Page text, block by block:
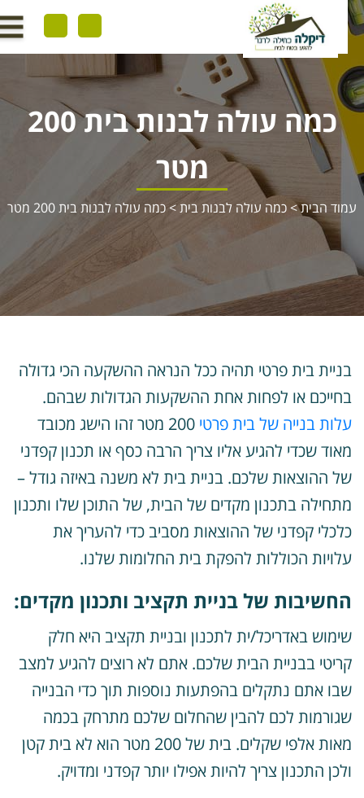
כמה עולה לבנות בית 200
מטר
הבית>כמה עולה לבנות בית>כמה עולה לבנות בית 200 מטר
בית פרטי תהיה ככל הנראה ההשקעה הכי גדולה
או לפחות אחת ההשקעות הגדולות שבהם.
בנייה של בית פרטי
200 מטר זהו הישג מכובד
שכדי להגיע אליו צריך הרבה כסף או תכנון קפדני
ההוצאות שלכם. בניית בית לא משנה באיזה גודל –
בתכנון מקדים של הבית, של התוכן שלו ותכנון
קפדני של ההוצאות מסביב כדי להעריך את
הכוללות להפקת בית החלומות שלנו.
של בניית תקציב ותכנון מקדים:
באדריכל/ית לתכנון ובניית תקציב היא חלק
בבניית הבית שלכם. אתם לא רוצים להגיע למצב
אתם נתקלים בהפתעות נוספות תוך כדי הבנייה
לכם להבין שהחלום שלכם מתרחק בכמה
מאות אלפי שקלים. בית של 200 מטר הוא לא בית קטן
התכנון צריך להיות אפילו יותר קפדני ומדויק.